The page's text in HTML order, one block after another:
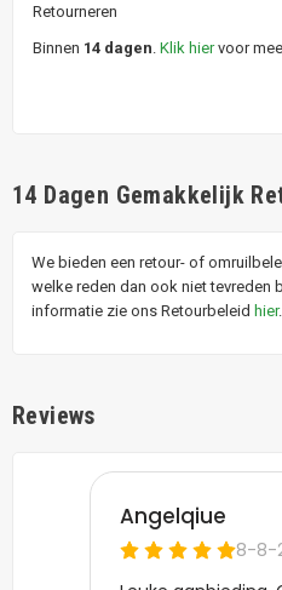
Retourneren
Binnen 14 dagen Klik hiervoor
14 Dagen Gemakkelijk
We bieden een retour- of
welke reden dan ook niet tevreden
informatie zie ons Retourbeleid hier.
Reviews